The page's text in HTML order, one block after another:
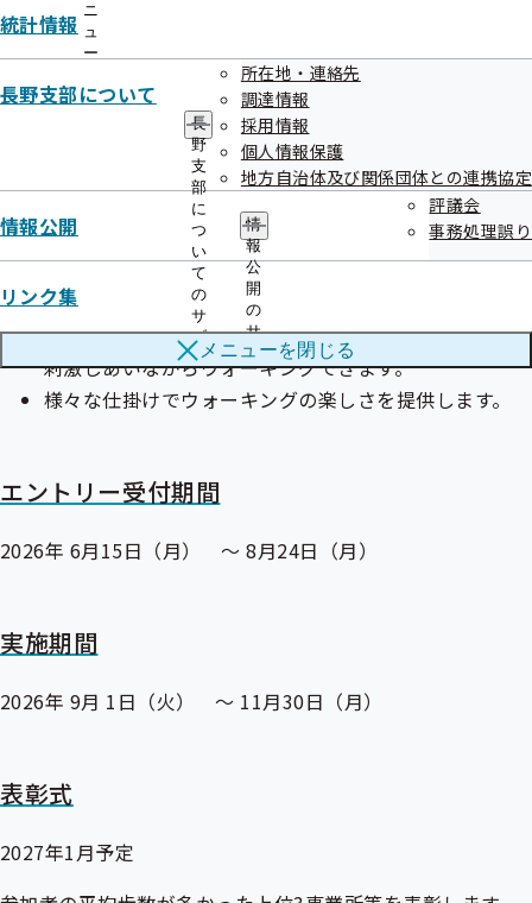
ニ
ュ
ー
統計情報
長野支部について
長
野
支
部
に
つ
い
て
の
サ
ブ
メ
ニ
ュ
所在地・連絡先
調達情報
採用情報
個人情報保護
地方自治体及び関係団体との連携協定
情報公開
情
報
公
開
の
サ
ブ
メ
ニ
評議会
事務処理誤り
リンク集
メニューを閉じる
参加部門
全事業所対象の「ウォーキング大賞」
10チーム以上参加した事業所対象の「ウォーキング大
「協会けんぽウォーク」の特徴
事業所ランキングが表示され、事業所同士がお互いに
刺激しあいながらウォーキングできます。
様々な仕掛けでウォーキングの楽しさを提供します。
エントリー受付期間
2026年 6月15日（月） ～ 8月24日（月）
実施期間
2026年 9月 1日（火） ～ 11月30日（月）
表彰式
2027年1月予定